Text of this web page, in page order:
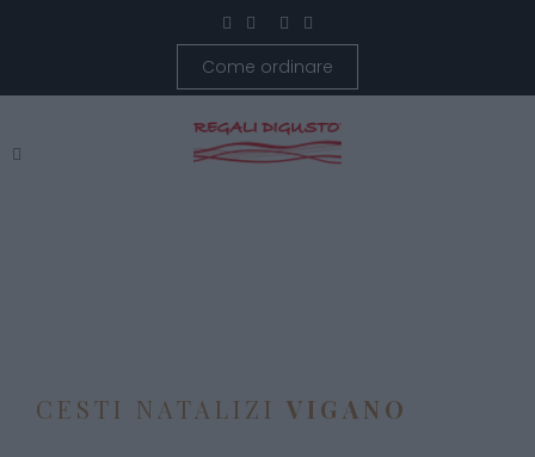
Come ordinare
CESTI NATALIZI VIGANO